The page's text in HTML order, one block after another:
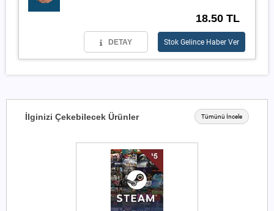
18.50 TL
DETAY Stok Gelince Haber Ver
İlginizi Çekebilecek Ürünler Tümünü İncele